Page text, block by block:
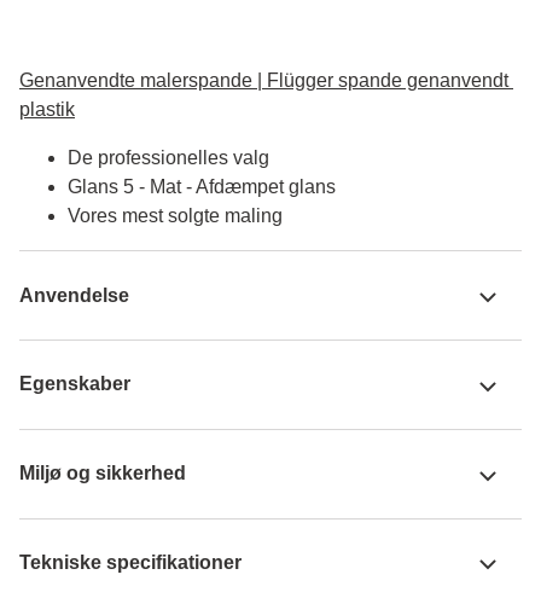
Genanvendte malerspande | Flügger spande genanvendt
plastik
De professionelles valg
Glans 5 - Mat - Afdæmpet glans
Vores mest solgte maling
Anvendelse
Egenskaber
Miljø og sikkerhed
Tekniske specifikationer